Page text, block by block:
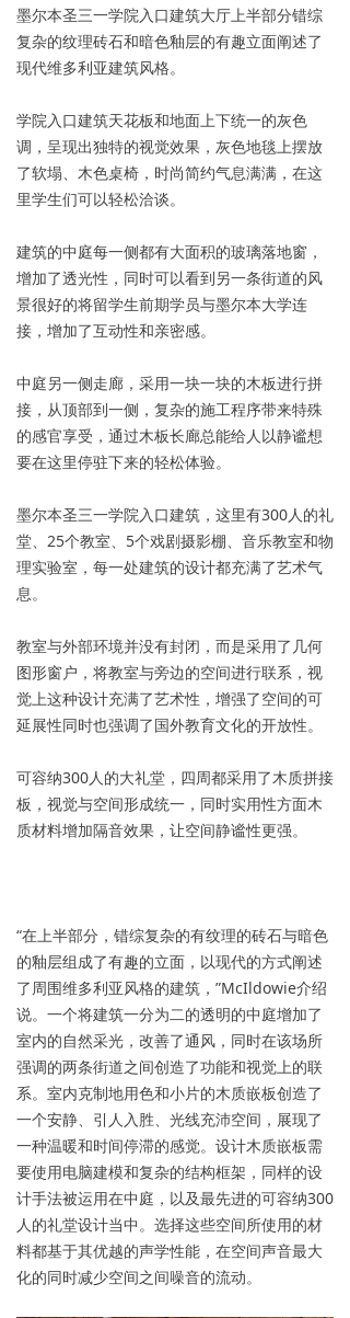
墨尔本圣三一学院入口建筑大厅上半部分错综
复杂的纹理砖石和暗色釉层的有趣立面阐述了
现代维多利亚建筑风格。
学院入口建筑天花板和地面上下统一的灰色
调，呈现出独特的视觉效果，灰色地毯上摆放
了软塌、木色桌椅，时尚简约气息满满，在这
里学生们可以轻松洽谈。
建筑的中庭每一侧都有大面积的玻璃落地窗，
增加了透光性，同时可以看到另一条街道的风
景很好的将留学生前期学员与墨尔本大学连
接，增加了互动性和亲密感。
中庭另一侧走廊，采用一块一块的木板进行拼
接，从顶部到一侧，复杂的施工程序带来特殊
的感官享受，通过木板长廊总能给人以静谧想
要在这里停驻下来的轻松体验。
墨尔本圣三一学院入口建筑，这里有300人的礼
堂、25个教室、5个戏剧摄影棚、音乐教室和物
理实验室，每一处建筑的设计都充满了艺术气
息。
教室与外部环境并没有封闭，而是采用了几何
图形窗户，将教室与旁边的空间进行联系，视
觉上这种设计充满了艺术性，增强了空间的可
延展性同时也强调了国外教育文化的开放性。
可容纳300人的大礼堂，四周都采用了木质拼接
板，视觉与空间形成统一，同时实用性方面木
质材料增加隔音效果，让空间静谧性更强。
“在上半部分，错综复杂的有纹理的砖石与暗色
的釉层组成了有趣的立面，以现代的方式阐述
了周围维多利亚风格的建筑，”McIldowie介绍
说。一个将建筑一分为二的透明的中庭增加了
室内的自然采光，改善了通风，同时在该场所
强调的两条街道之间创造了功能和视觉上的联
系。室内克制地用色和小片的木质嵌板创造了
一个安静、引人入胜、光线充沛空间，展现了
一种温暖和时间停滞的感觉。设计木质嵌板需
要使用电脑建模和复杂的结构框架，同样的设
计手法被运用在中庭，以及最先进的可容纳300
人的礼堂设计当中。选择这些空间所使用的材
料都基于其优越的声学性能，在空间声音最大
化的同时减少空间之间噪音的流动。